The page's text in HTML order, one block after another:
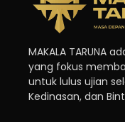
MAKALA TARUNA
yang fokus
untuk lulus ujian
Kedinasan, dan